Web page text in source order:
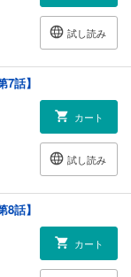
試し読み
話】
カート
試し読み
話】
カート